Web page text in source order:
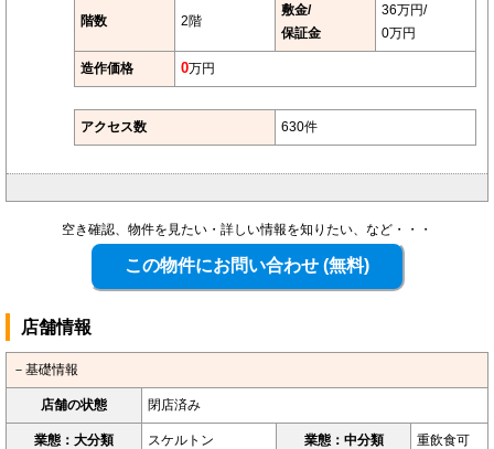
階数 2階
敷金/
保証金
36万円/
0万円
造作価格 0万円
アクセス数 630件
空き確認、物件を見たい・詳しい情報を知りたい、など・・・
店舗情報
－基礎情報
店舗の状態 閉店済み
業態：大分類 スケルトン 業態：中分類 重飲食可